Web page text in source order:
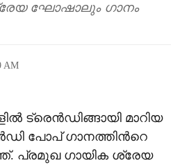
ഘോഷാലും ഗാനം
AM
ട്രെൻഡിങ്ങായി മാറിയ
പോപ് ഗാനത്തിന്‍റെ
പ്രമുഖ ഗായിക ശ്രേയ